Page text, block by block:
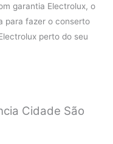
garantia Electrolux, o
para fazer o conserto
perto do seu
Cidade São